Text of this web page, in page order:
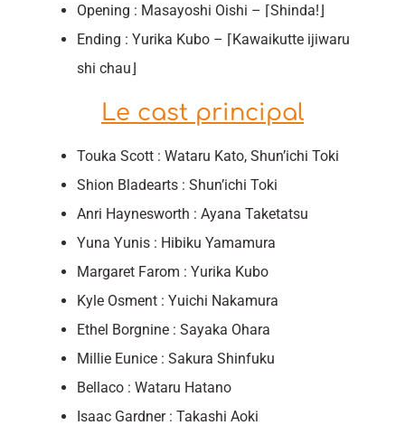
Opening : Masayoshi Oishi – ⌈Shinda!⌋
Ending : Yurika Kubo – ⌈Kawaikutte ijiwaru
shi chau⌋
Le cast principal
Touka Scott : Wataru Kato, Shun’ichi Toki
Shion Bladearts : Shun’ichi Toki
Anri Haynesworth : Ayana Taketatsu
Yuna Yunis : Hibiku Yamamura
Margaret Farom : Yurika Kubo
Kyle Osment : Yuichi Nakamura
Ethel Borgnine : Sayaka Ohara
Millie Eunice : Sakura Shinfuku
Bellaco : Wataru Hatano
Isaac Gardner : Takashi Aoki